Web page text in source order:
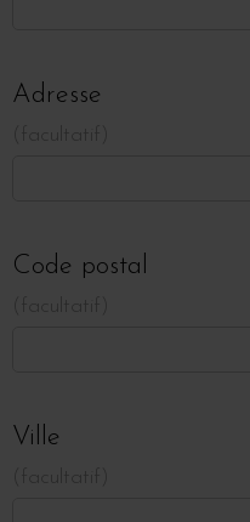
Adresse
Code postal
Ville